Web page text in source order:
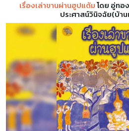
เรื่องเล่าขานผ่านฮูปแต้มโดย อู่ทอ
ประศาสน์วินิจฉัย(บ้าน